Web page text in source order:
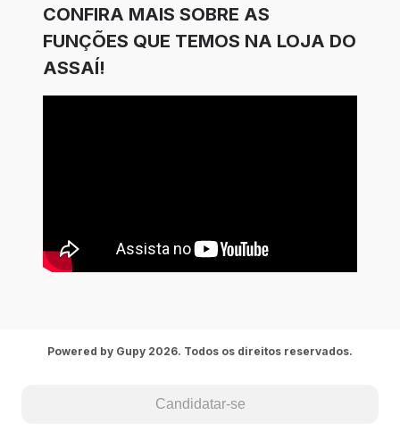
CONFIRA MAIS SOBRE AS
FUNÇÕES QUE TEMOS NA LOJA DO
ASSAÍ!
Candidatar-se
Powered by Gupy 2026. Todos os direitos reservados.